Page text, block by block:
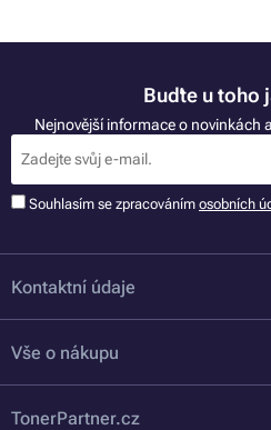
Buďte u toho
Nejnovější informace o novinkách
Souhlasím se zpracováním osobních
Kontaktní údaje
Vše o nákupu
TonerPartner.cz